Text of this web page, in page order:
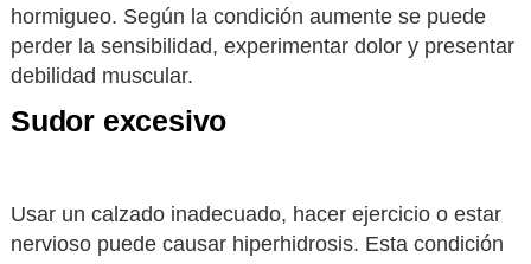
hormigueo. Según la condición aumente se puede
perder la sensibilidad, experimentar dolor y presentar
debilidad muscular.
Sudor excesivo
Usar un calzado inadecuado, hacer ejercicio o estar
nervioso puede causar hiperhidrosis. Esta condición